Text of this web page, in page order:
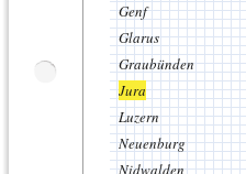
Genf
Glarus
Graubünden
Jura
Luzern
Neuenburg
Nidwalden